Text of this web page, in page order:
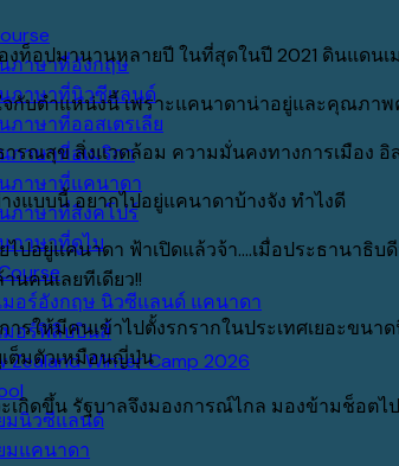
ภาษาที่อังกฤษ
นภาษาที่นิวซีแลนด์
ภาษาที่ออสเตรเลีย
ภาษาที่อเมริกา
นภาษาที่แคนาดา
ภาษาที่สิงคโปร์
ภาษาที่ดูไบ
มอร์อังกฤษ นิวซีแลนด์ แคนาดา
มอร์ฟิลิปปินส์
Zealand Winter Camp 2026
มนิวซีแลนด์
มแคนาดา
งท็อปมานานหลายปี ในที่สุดในปี 2021 ดินแดน
จกับตำแหน่งนี้ เพราะแคนาดาน่าอยู่และคุณภาพ
รณสุข สิ่งแวดล้อม ความมั่นคงทางการเมือง
แบบนี้ อยากไปอยู่แคนาดาบ้างจัง ทำไงดี
ปอยู่แคนาดา ฟ้าเปิดแล้วจ้า….เมื่อประธานาธิ
นคนเลยทีเดียว!!
ารให้มีคนเข้าไปตั้งรกรากในประเทศเยอะขน
เต็มตัวเหมือนญี่ปุ่น
กิดขึ้น รัฐบาลจึงมองการณ์ไกล มองข้ามช็อตไป